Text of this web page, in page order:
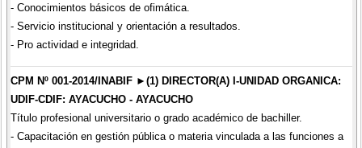
- Conocimientos básicos de ofimática.
- Servicio institucional y orientación a resultados.
- Pro actividad e integridad.
CPM Nº 001-2014/INABIF ►(1) DIRECTOR(A) I-UNIDAD ORGANICA:
UDIF-CDIF: AYACUCHO - AYACUCHO
Título profesional universitario o grado académico de bachiller.
- Capacitación en gestión pública o materia vinculada a las funciones a